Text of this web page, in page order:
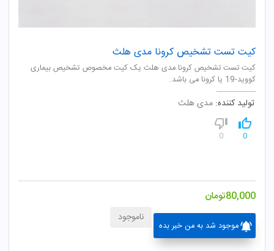
کیت تست تشخیص کرونا مدی هلث
کیت تست تشخیص کرونا مدی هلث یک کیت مخصوص تشخیص بیماری
کووید-19 یا کرونا می باشد.
تولید کننده: مدی هلث
0
0
80,000تومان
موجود شد به من خبر بده
ناموجود